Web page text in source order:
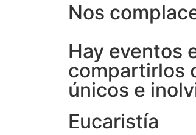
Nos
Hay eventos
compartirlos
únicos e
Eucaristía